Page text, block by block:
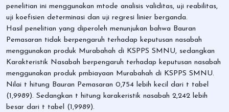
penelitian ini menggunakan mtode analisis validitas, uji reabilitas,
uji koefisien determinasi dan uji regresi linier berganda.
Hasil penelitian yang diperoleh menunjukan bahwa Bauran
Pemasaran tidak berpengaruh terhadap keputusan nasabah
menggunakan produk Murabahah di KSPPS SMNU, sedangkan
Karakteristik Nasabah berpengaruh terhadap keputusan nasabah
menggunakan produk pmbiayaan Murabahah di KSPPS SMNU.
Nilai t hitung Bauran Pemasaran 0,754 lebih kecil dari t tabel
(1,9989). Sedangkan t hitung karakeristik nasabah 2,242 lebih
besar dari t tabel (1,9989).